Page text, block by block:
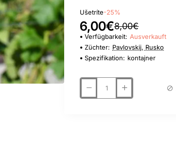
Ušetríte-25%
6,00€8,00€
Verfügbarkeit: Ausverkauft
Züchter: Pavlovskij, Rusko
Spezifikation: kontajner